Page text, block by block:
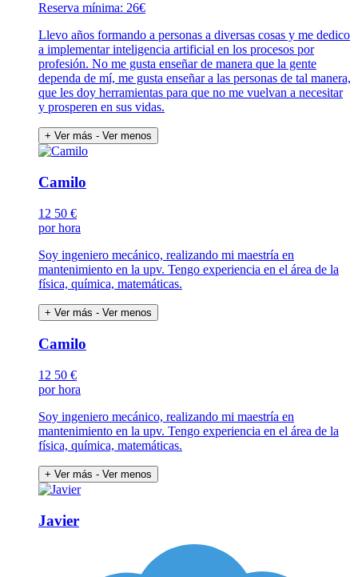
Reserva mínima: 26€
Llevo años formando a personas a diversas cosas y me dedico
a implementar inteligencia artificial en los procesos por
profesión. No me gusta enseñar de manera que la gente
dependa de mí, me gusta enseñar a las personas de tal manera,
que les doy herramientas para que no me vuelvan a necesitar
y prosperen en sus vidas.
+ Ver más - Ver menos
Camilo
12 50 €
por hora
Soy ingeniero mecánico, realizando mi maestría en
mantenimiento en la upv. Tengo experiencia en el área de la
física, química, matemáticas.
+ Ver más - Ver menos
Camilo
12 50 €
por hora
Soy ingeniero mecánico, realizando mi maestría en
mantenimiento en la upv. Tengo experiencia en el área de la
física, química, matemáticas.
+ Ver más - Ver menos
Javier